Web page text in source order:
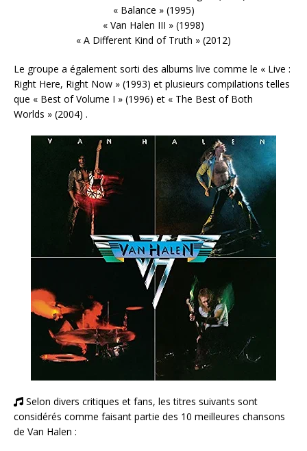
« Balance » (1995)
« Van Halen III » (1998)
« A Different Kind of Truth » (2012)
Le groupe a également sorti des albums live comme le « Live :
Right Here, Right Now » (1993) et plusieurs compilations telles
que « Best of Volume I » (1996) et « The Best of Both
Worlds » (2004) .
Selon divers critiques et fans, les titres suivants sont
considérés comme faisant partie des 10 meilleures chansons
de Van Halen :